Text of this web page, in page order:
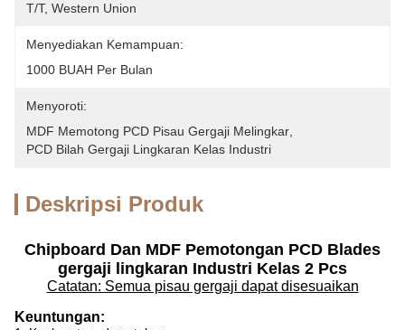
T/T, Western Union
Menyediakan Kemampuan:
1000 BUAH Per Bulan
Menyoroti:
MDF Memotong PCD Pisau Gergaji Melingkar
PCD Bilah Gergaji Lingkaran Kelas Industri
Deskripsi Produk
Chipboard Dan MDF Pemotongan PCD Blades
gergaji lingkaran Industri Kelas 2 Pcs
Catatan: Semua pisau gergaji dapat disesuaikan
Keuntungan: